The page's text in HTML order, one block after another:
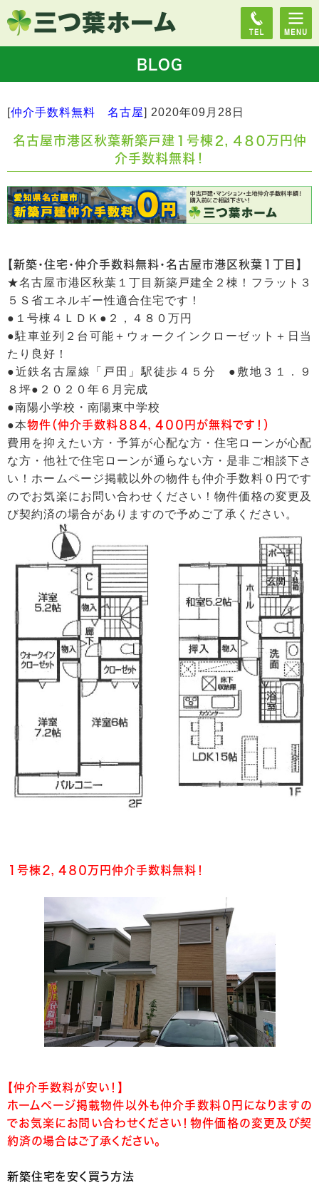
BLOG
[仲介手数料無料 名古屋] 2020年09月28日
名古屋市港区秋葉新築戸建１号棟２，４８０万円仲
介手数料無料！
【新築・住宅・仲介手数料無料・名古屋市港区秋葉１丁目】
★名古屋市港区秋葉１丁目新築戸建全２棟！フラット３
５Ｓ省エネルギー性適合住宅です！
●１号棟４ＬＤＫ●２，４８０万円
●駐車並列２台可能＋ウォークインクローゼット＋日当
たり良好！
●近鉄名古屋線「戸田」駅徒歩４５分 ●敷地３１．９
８坪●２０２０年６月完成
●南陽小学校・南陽東中学校
●本物件（仲介手数料８８４，４００円が無料です！）
費用を抑えたい方・予算が心配な方・住宅ローンが心配
な方・他社で住宅ローンが通らない方・是非ご相談下さ
い！ホームページ掲載以外の物件も仲介手数料０円です
のでお気楽にお問い合わせください！物件価格の変更及
び契約済の場合がありますので予めご了承ください。
１号棟２，４８０万円仲介手数料無料！
【仲介手数料が安い！】
ホームページ掲載物件以外も仲介手数料０円になりますの
でお気楽にお問い合わせください！物件価格の変更及び契
約済の場合はご了承ください。
新築住宅を安く買う方法